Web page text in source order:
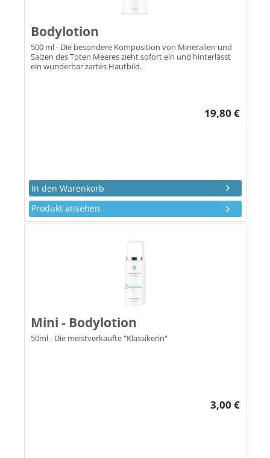
Bodylotion
500 ml - Die besondere Komposition von Mineralien und
Salzen des Toten Meeres zieht sofort ein und hinterlässt
ein wunderbar zartes Hautbild.
19,80 €
Produkt ansehen
Mini - Bodylotion
50ml - Die meistverkaufte "Klassikerin"
3,00 €